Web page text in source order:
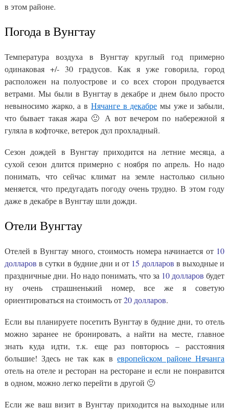
в этом районе.
Погода в Вунгтау
Температура воздуха в Вунгтау круглый год примерно
одинаковая +/- 30 градусов. Как я уже говорила, город
расположен на полуострове и со всех сторон продувается
ветрами. Мы были в Вунгтау в декабре и днем было просто
невыносимо жарко, а в Нячанге в декабре мы уже и забыли,
что бывает такая жара 🙂 А вот вечером по набережной я
гуляла в кофточке, ветерок дул прохладный.
Сезон дождей в Вунгтау приходится на летние месяца, а
сухой сезон длится примерно с ноября по апрель. Но надо
понимать, что сейчас климат на земле настолько сильно
меняется, что предугадать погоду очень трудно. В этом году
даже в декабре в Вунгтау шли дожди.
Отели Вунгтау
Отелей в Вунгтау много, стоимость номера начинается от 10
долларов в сутки в будние дни и от 15 долларов в выходные и
праздничные дни. Но надо понимать, что за 10 долларов будет
ну очень страшненький номер, все же я советую
ориентироваться на стоимость от20 долларов.
Если вы планируете посетить Вунгтау в будние дни, то отель
можно заранее не бронировать, а найти на месте, главное
знать куда идти, т.к. еще раз повторюсь – расстояния
большие! Здесь не так как вевропейском районе Нячанга
отель на отеле и ресторан на ресторане и если не понравится
в одном, можно легко перейти в другой 🙂
Если же ваш визит в Вунгтау приходится на выходные или